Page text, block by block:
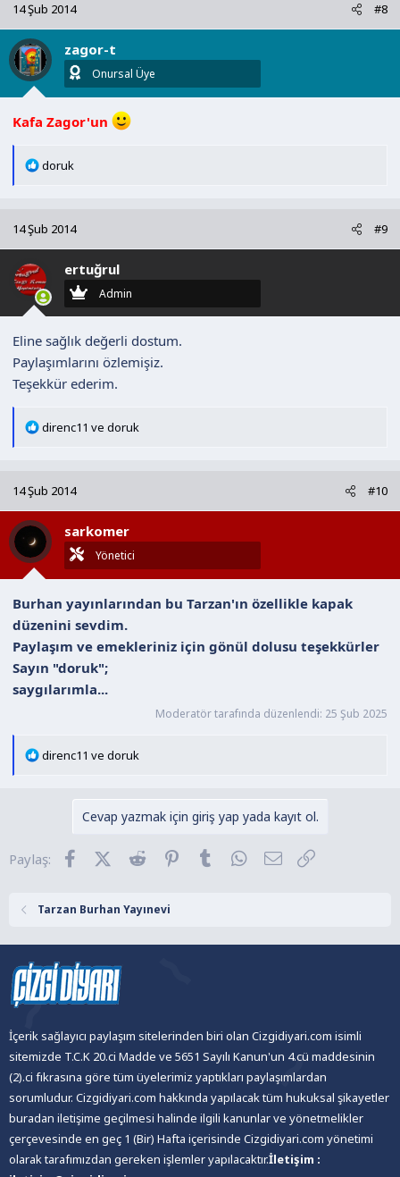
i
l
e
r
14 Şub 2014 #8
zagor-t
Onursal Üye
Kafa Zagor'un
T
i
l
e
r
:
doruk
14 Şub 2014 #9
ertuğrul
Admin
Eline sağlık değerli dostum.
Paylaşımlarını özlemişiz.
Teşekkür ederim.
T
i
l
e
r
direnc11 ve doruk
14 Şub 2014 #10
sarkomer
Yönetici
Burhan yayınlarından bu Tarzan'ın özellikle kapak
düzenini sevdim.
Paylaşım ve emekleriniz için gönül dolusu teşekkürler
Sayın "doruk";
saygılarımla...
Moderatör tarafında düzenlendi: 25 Şub 2025
T
e
direnc11 ve doruk
Cevap yazmak için giriş yap yada kayıt ol.
Paylaş: FacebookX (Twitter)
Reddit Pinterest
Tumblr WhatsApp
E-posta
Tarzan Burhan Yayınevi
İçerik sağlayıcı paylaşım sitelerinden biri olan Cizgidiyari.com isimli
sitemizde T.C.K 20.ci Madde ve 5651 Sayılı Kanun'un 4.cü maddesinin
(2).ci fıkrasına göre tüm üyelerimiz yaptıkları paylaşımlardan
sorumludur. Cizgidiyari.com hakkında yapılacak tüm hukuksal şikayetler
buradan iletişime geçilmesi halinde ilgili kanunlar ve yönetmelikler
çerçevesinde en geç 1 (Bir) Hafta içerisinde Cizgidiyari.com yönetimi
olarak tarafımızdan gereken işlemler yapılacaktır.İletişim :